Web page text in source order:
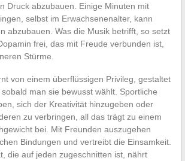
Druck abzubauen. Einige Minuten mit
selbst im Erwachsenenalter, kann
abzubauen. Was die Musik betrifft, so setzt
frei, das mit Freude verbunden ist,
Stürme.
von einem überflüssigen Privileg, gestaltet
man sie bewusst wählt. Sportliche
sich der Kreativität hinzugeben oder
zu verbringen, all das trägt zu einem
bei. Mit Freunden auszugehen
Bindungen und vertreibt die Einsamkeit.
die auf jeden zugeschnitten ist, nährt